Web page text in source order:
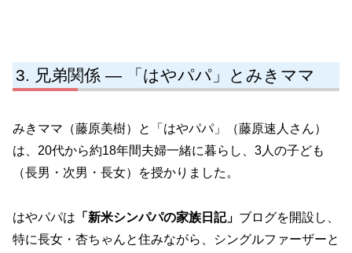
兄弟関係 ― 「はやパパ」とみきママ
みきママ（藤原美樹）と「はやパパ」（藤原速人さん）
は、20代から約18年間夫婦一緒に暮らし、3人の子ども
（長男・次男・長女）を授かりました。
はやパパは 「新米シンパパの家族日記」 ブログを開設し、
特に長女・杏ちゃんと住みながら、シングルファーザーと